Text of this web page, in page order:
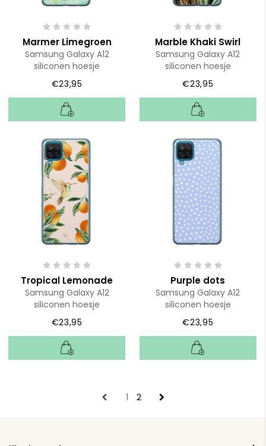
Marmer Limegroen
Samsung Galaxy A12
siliconen hoesje
€23,95
Marble Khaki Swirl
Samsung Galaxy A12
siliconen hoesje
€23,95
Tropical Lemonade
Samsung Galaxy A12
siliconen hoesje
€23,95
Purple dots
Samsung Galaxy A12
siliconen hoesje
€23,95
1 2